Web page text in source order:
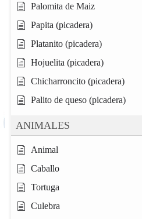
Palomita de Maiz
Papita (picadera)
Platanito (picadera)
Hojuelita (picadera)
Chicharroncito (picadera)
Palito de queso (picadera)
ANIMALES
Animal
Caballo
Tortuga
Culebra